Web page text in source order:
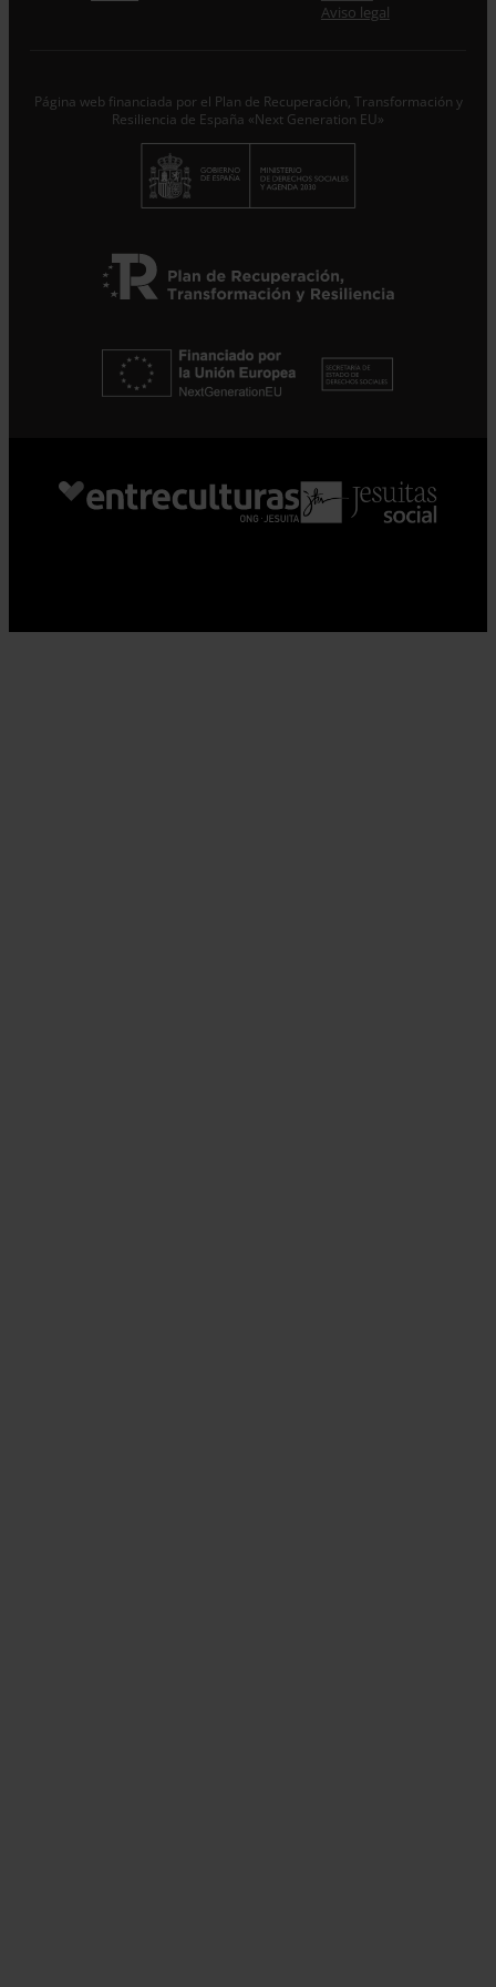
Desde ENTRECULTURAS FE Y ALEGRÍA ESPAÑA
Suscribirme
Aviso legal
Página web financiada por el Plan de Recuperación, Transformación y
Resiliencia de España «Next Generation EU»